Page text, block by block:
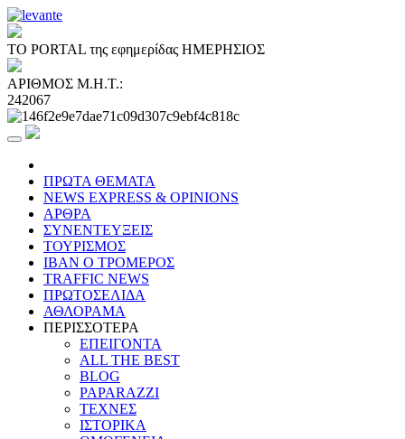
ΤΟ PORTAL της εφημερίδας ΗΜΕΡΗΣΙΟΣ
ΑΡΙΘΜΟΣ Μ.Η.Τ.:
242067
ΠΡΩΤΑ ΘΕΜΑΤΑ
NEWS EXPRESS & OPINIONS
ΑΡΘΡΑ
ΣΥΝΕΝΤΕΥΞΕΙΣ
ΤΟΥΡΙΣΜΟΣ
ΙΒΑΝ Ο ΤΡΟΜΕΡΟΣ
TRAFFIC NEWS
ΠΡΩΤΟΣΕΛΙΔΑ
ΑΘΛΟΡΑΜΑ
ΠΕΡΙΣΣΟΤΕΡΑ
ΕΠΕΙΓΟΝΤΑ
ALL THE BEST
BLOG
PAPARAZZI
ΤΕΧΝΕΣ
ΙΣΤΟΡΙΚΑ